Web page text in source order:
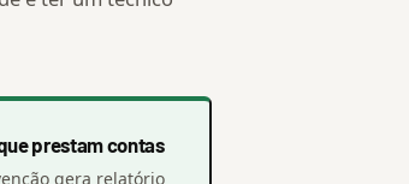
prestam contas
gera relatório